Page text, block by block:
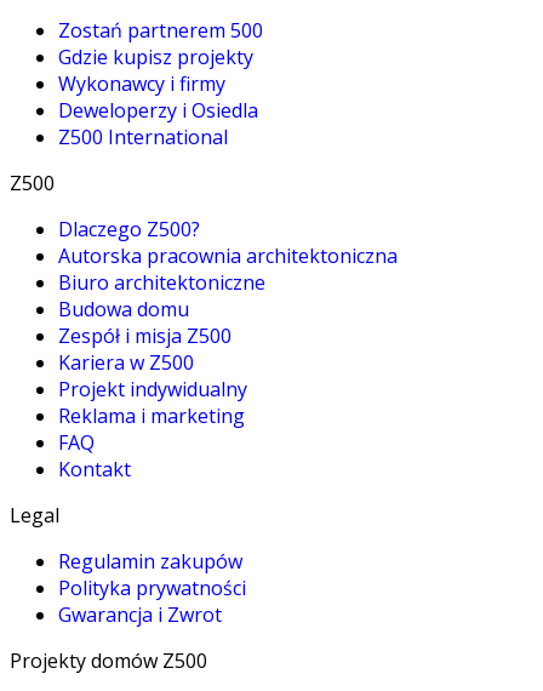
Zostań partnerem 500
Gdzie kupisz projekty
Wykonawcy i firmy
Deweloperzy i Osiedla
Z500 International
Z500
Dlaczego Z500?
Autorska pracownia architektoniczna
Biuro architektoniczne
Budowa domu
Zespół i misja Z500
Kariera w Z500
Projekt indywidualny
Reklama i marketing
FAQ
Kontakt
Legal
Regulamin zakupów
Polityka prywatności
Gwarancja i Zwrot
Projekty domów Z500